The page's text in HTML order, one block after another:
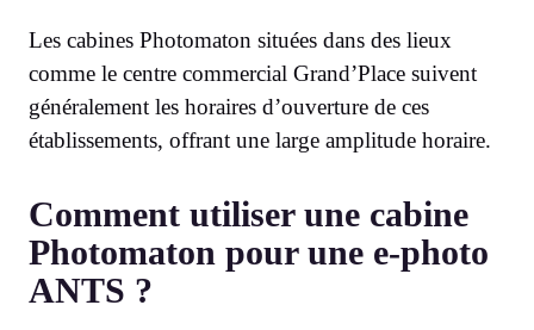
Les cabines Photomaton situées dans des lieux
comme le centre commercial Grand’Place suivent
généralement les horaires d’ouverture de ces
établissements, offrant une large amplitude horaire.
Comment utiliser une cabine
Photomaton pour une e-photo
ANTS ?